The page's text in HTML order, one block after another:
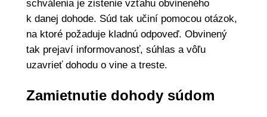
schválenia je zistenie vzťahu obvineného
k danej dohode. Súd tak učiní pomocou otázok,
na ktoré požaduje kladnú odpoveď. Obvinený
tak prejaví informovanosť, súhlas a vôľu
uzavrieť dohodu o vine a treste.
Zamietnutie dohody súdom